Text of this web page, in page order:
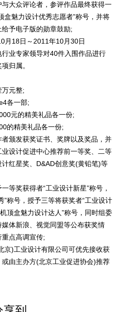
大众评论者，参评作品最终获得一
盒魅力设计优秀志愿者”称号，并将
予电子版的勋章鼓励;
18日～2011年10月30日
业专家领导对40件入围作品进行
归属。
元整;
各一部;
元的精美礼品各一份;
的精美礼品各一份;
颁发获奖证书、奖牌以及奖品，并
设计促进中心推荐前一等奖、二等
红星奖、D&AD创意奖(黄铅笔)等
奖获得者“工业设计新星”称号，
”称号，授予三等将获奖者“工业设计
顶盒魅力设计达人”称号，同时组委
体新浪、视觉同盟等公布获奖情
点高调宣传;
)工业设计有限公司可优先接收获
由主办方(北京工业促进协会)推荐